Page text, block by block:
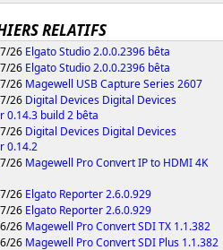
RELATIFS
26 Elgato Studio 2.0.0.2396 bêta
26 Elgato Studio 2.0.0.2396 bêta
26 Magewell USB Capture Series 2607
26 Digital Devices Digital Devices
0.14.3 build 2 bêta
26 Digital Devices Digital Devices
0.14.2
26 Magewell Pro Convert IP to HDMI 4K
26 Elgato Reporter 2.6.0.929
26 Elgato Reporter 2.6.0.929
26 Magewell Pro Convert SDI TX 1.1.382
26 Magewell Pro Convert SDI Plus 1.1.382